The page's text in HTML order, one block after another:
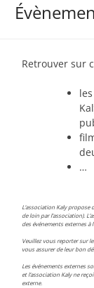
Retrouver sur
…
L’association Kaly propose
de loin par l’association).
des événements externes à
Veuillez vous reporter sur
vous assurer de leur bon
Les événements externes
et l’association Kaly ne
externe.